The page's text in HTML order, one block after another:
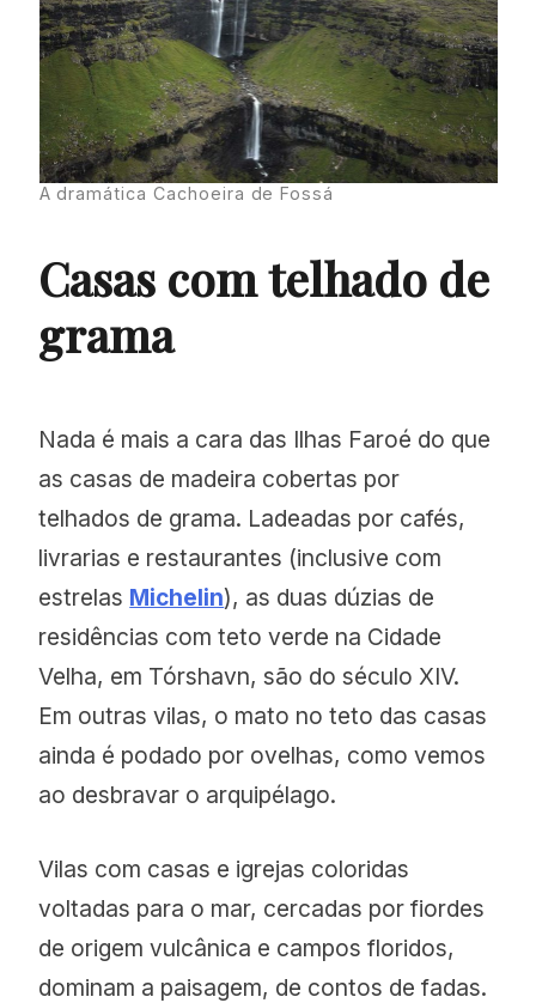
A dramática Cachoeira de Fossá
Casas com telhado de
grama
Nada é mais a cara das Ilhas Faroé do que
as casas de madeira cobertas por
telhados de grama. Ladeadas por cafés,
livrarias e restaurantes (inclusive com
estrelas Michelin), as duas dúzias de
residências com teto verde na Cidade
Velha, em Tórshavn, são do século XIV.
Em outras vilas, o mato no teto das casas
ainda é podado por ovelhas, como vemos
ao desbravar o arquipélago.
Vilas com casas e igrejas coloridas
voltadas para o mar, cercadas por fiordes
de origem vulcânica e campos floridos,
dominam a paisagem, de contos de fadas.